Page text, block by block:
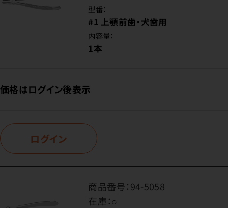
型番：
#1 上顎前歯･犬歯用
内容量：
1本
価格はログイン後表示
ログイン
商品番号：94-5058
在庫：○